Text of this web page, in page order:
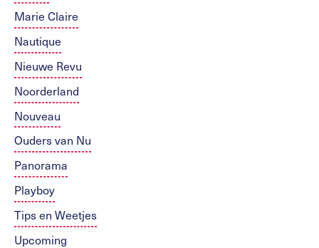
Marie Claire
Nautique
Nieuwe Revu
Noorderland
Nouveau
Ouders van Nu
Panorama
Playboy
Tips en Weetjes
Upcoming